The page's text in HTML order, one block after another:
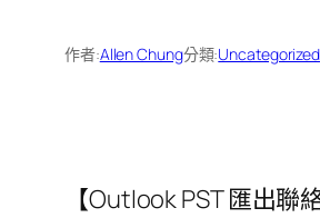
作者:Allen Chung分類:Uncategorized
【Outlook PST 匯出聯